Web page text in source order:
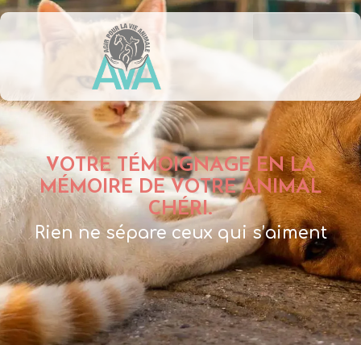
VOTRE TÉMOIGNAGE EN LA
MÉMOIRE DE VOTRE ANIMAL
CHÉRI.
Rien ne sépare ceux qui s’aiment